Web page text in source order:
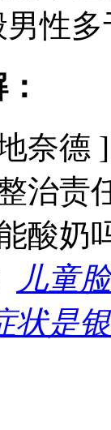
男性
奈德 ]
治责
酸奶
儿童
状是